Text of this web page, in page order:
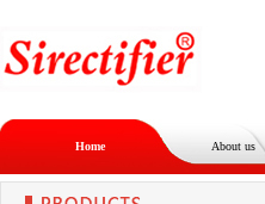
Home About us